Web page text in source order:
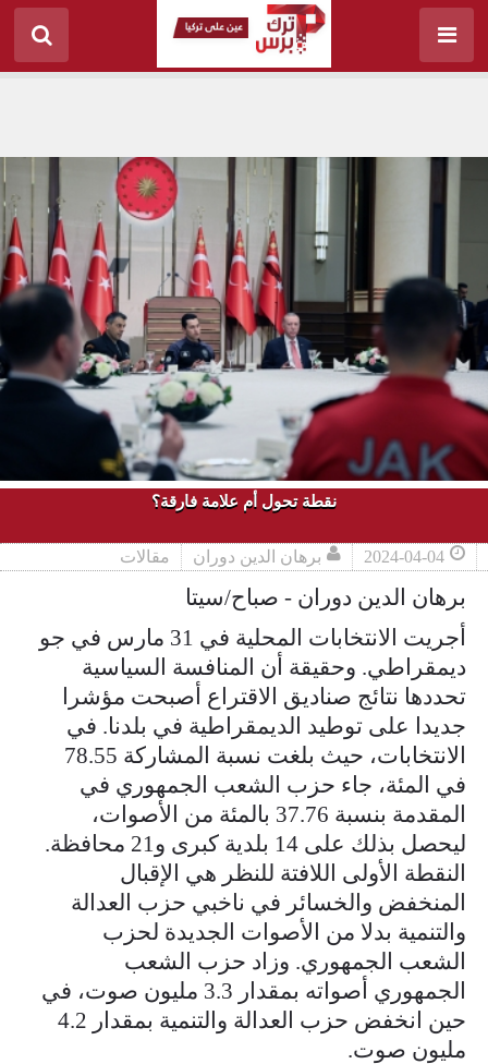
نقطة تحول أم علامة فارقة؟
2024-04-04 برهان الدين دوران مقالات
برهان الدين دوران - صباح/سيتا
أجريت الانتخابات المحلية في 31 مارس في جو
ديمقراطي. وحقيقة أن المنافسة السياسية
تحددها نتائج صناديق الاقتراع أصبحت مؤشرا
جديدا على توطيد الديمقراطية في بلدنا. في
الانتخابات، حيث بلغت نسبة المشاركة 78.55
في المئة، جاء حزب الشعب الجمهوري في
المقدمة بنسبة 37.76 بالمئة من الأصوات،
ليحصل بذلك على 14 بلدية كبرى و21 محافظة.
النقطة الأولى اللافتة للنظر هي الإقبال
المنخفض والخسائر في ناخبي حزب العدالة
والتنمية بدلا من الأصوات الجديدة لحزب
الشعب الجمهوري. وزاد حزب الشعب
الجمهوري أصواته بمقدار 3.3 مليون صوت، في
حين انخفض حزب العدالة والتنمية بمقدار 4.2
مليون صوت.